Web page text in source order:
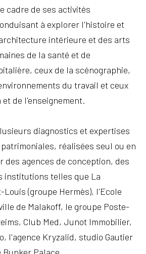
cadre de ses activités
à explorer l'histoire et
intérieure et des arts
de la santé et de
ceux de la scénographie,
du travail et ceux
de l'enseignement.
diagnostics et expertises
réalisées seul ou en
des agences de conception, des
institutions telles que La
(groupe Hermès), l'Ecole
de Malakoff, le groupe Poste-
Club Med, Junot Immobilier,
l'agence Kryzalid, studio Gautier